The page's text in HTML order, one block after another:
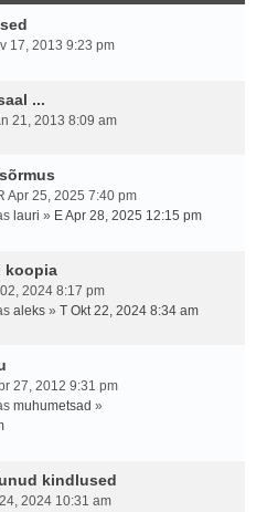
17, 2013 9:23 pm
...
21, 2013 8:09 am
Apr 25, 2025 7:40 pm
lauri » E Apr 28, 2025 12:15 pm
koopia
2024 8:17 pm
aleks » T Okt 22, 2024 8:34 am
27, 2012 9:31 pm
muhumetsad »
kindlused
2024 10:31 am